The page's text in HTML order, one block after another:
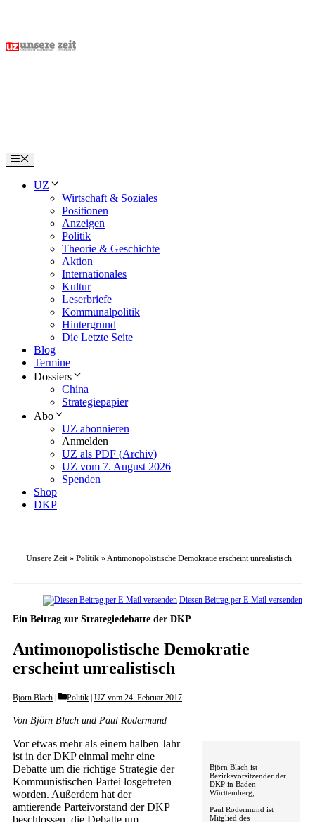
content
Menu
UZ
Wirtschaft & Soziales
Positionen
Anzeigen
Politik
Theorie & Geschichte
Aktion
Internationales
Kultur
Leserbriefe
Kommunalpolitik
Hintergrund
Die Letzte Seite
Blog
Termine
Dossiers
China
Strategiepapier
Abo
UZ abonnieren
Anmelden
UZ als PDF (Archiv)
UZ vom 7. August 2026
Spenden
Shop
DKP
Unsere Zeit » Politik »Antimonopolistische Demokratie erscheint unrealistisch
Diesen Beitrag per E-Mail versenden
Ein Beitrag zur Strategiedebatte der DKP
Antimonopolistische Demokratie
erscheint unrealistisch
Björn Blach Categories
Politik UZ vom 24. Februar 2017
Von Björn Blach und Paul Rodermund
Björn Blach ist
Bezirksvorsitzender der
DKP in Baden-
Württemberg,
Paul Rodermund ist
Mitglied des
Vor etwas mehr als einem halben Jahr
ist in der DKP einmal mehr eine
Debatte um die richtige Strategie der
Kommunistischen Partei losgetreten
worden. Außerdem hat der
amtierende Parteivorstand der DKP